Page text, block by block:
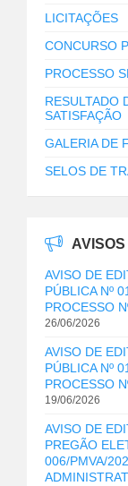
LICITAÇÕES
CONCURSO
PROCESSO
RESULTADO
SATISFAÇÃO
GALERIA DE
SELOS DE
AVISOS
AVISO DE
PÚBLICA Nº
PROCESSO
26/06/2026
AVISO DE
PÚBLICA Nº
PROCESSO
19/06/2026
AVISO DE
PREGÃO
006/PMVA/